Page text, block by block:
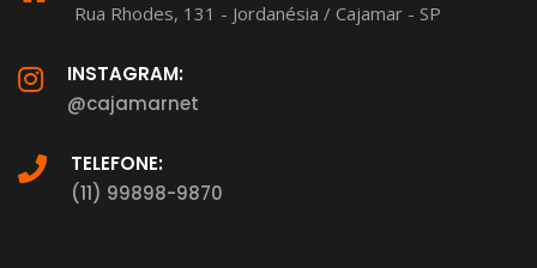
Rua Rhodes, 131 - Jordanésia / Cajamar - SP
INSTAGRAM:
@cajamarnet
TELEFONE:
(11) 99898-9870